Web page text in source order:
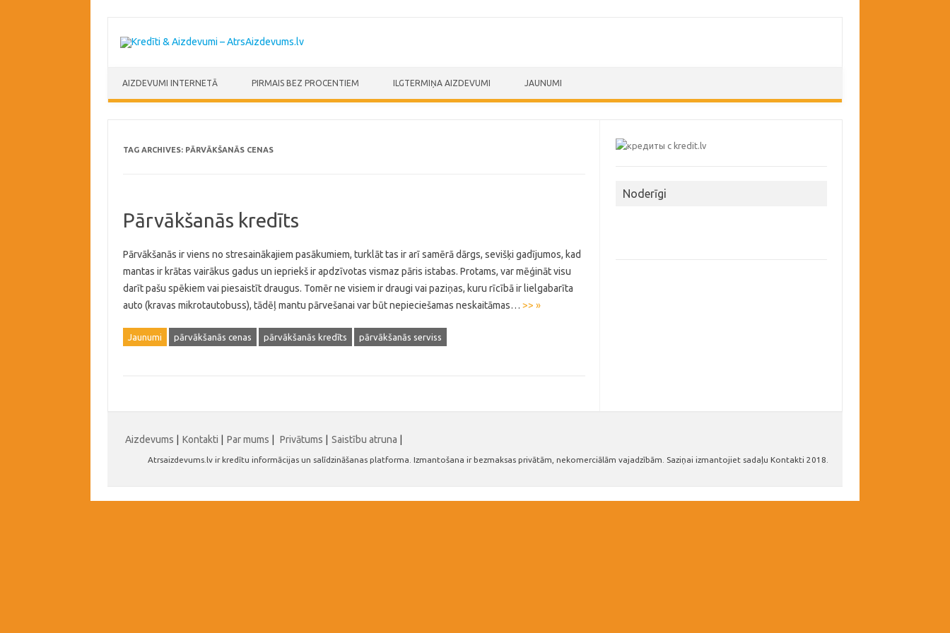
AIZDEVUMI INTERNETĀ PIRMAIS BEZ PROCENTIEM ILGTERMIŅA AIZDEVUMI JAUNUMI
TAG ARCHIVES: PĀRVĀKŠANĀS CENAS
Pārvākšanās kredīts
Pārvākšanās ir viens no stresainākajiem pasākumiem, turklāt tas ir arī samērā dārgs, sevišķi gadījumos, kad
mantas ir krātas vairākus gadus un iepriekš ir apdzīvotas vismaz pāris istabas. Protams, var mēģināt visu
darīt pašu spēkiem vai piesaistīt draugus. Tomēr ne visiem ir draugi vai paziņas, kuru rīcībā ir lielgabarīta
auto (kravas mikrotautobuss), tādēļ mantu pārvešanai var būt nepieciešamas neskaitāmas… >> »
Jaunumi pārvākšanās cenas pārvākšanās kredīts pārvākšanās serviss
Noderīgi
Aizdevums Kontakti Par mums Privātums Saistību atruna
Atrsaizdevums.lv ir kredītu informācijas un salīdzināšanas platforma. Izmantošana ir bezmaksas privātām, nekomerciālām vajadzībām. Saziņai izmantojiet sadaļu Kontakti 2018.